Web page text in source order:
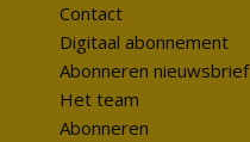
Contact
Digitaal abonnement
Abonneren nieuwsbrief
Het team
Abonneren